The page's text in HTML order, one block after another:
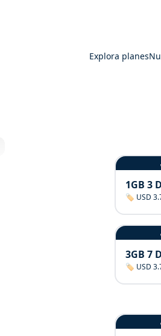
Explora planes
1GB 3
🏷️ USD
3GB 7
🏷️ USD